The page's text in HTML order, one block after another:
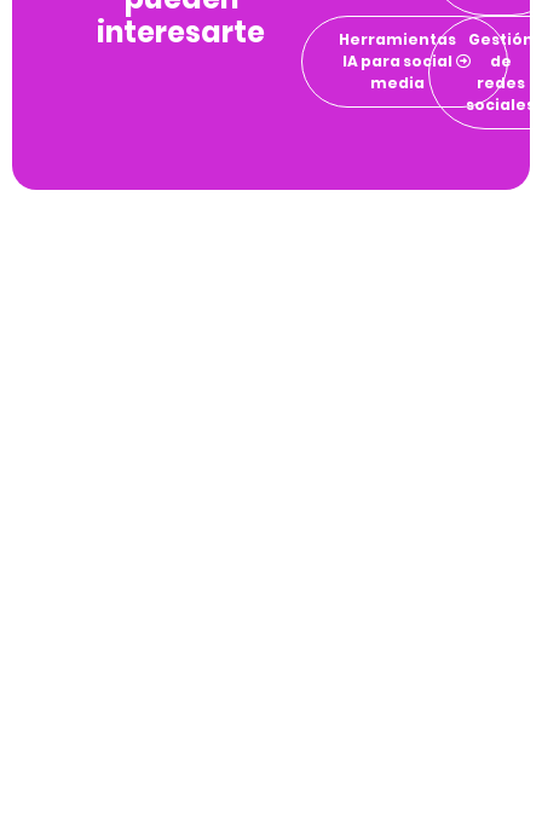
interesarte
Herramientas
IA para social
media
Gestión
de
redes
sociales